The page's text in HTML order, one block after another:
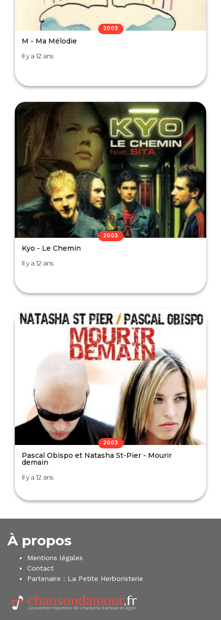
2003
M - Ma Mélodie
Il y a 12 ans
2003
Kyo - Le Chemin
Il y a 12 ans
2003
Pascal Obispo et Natasha St-Pier - Mourir
demain
Il y a 12 ans
À propos
Mentions légales
Contact
Partenaire : La Petite Herboristerie